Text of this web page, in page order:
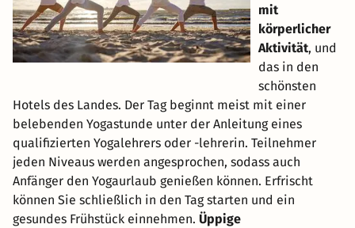
mit
körperlicher
Aktivität, und
das in den
schönsten
Hotels des Landes. Der Tag beginnt meist mit einer
belebenden Yogastunde unter der Anleitung eines
qualifizierten Yogalehrers oder -lehrerin. Teilnehmer
jeden Niveaus werden angesprochen, sodass auch
Anfänger den Yogaurlaub genießen können. Erfrischt
können Sie schließlich in den Tag starten und ein
gesundes Frühstück einnehmen. Üppige